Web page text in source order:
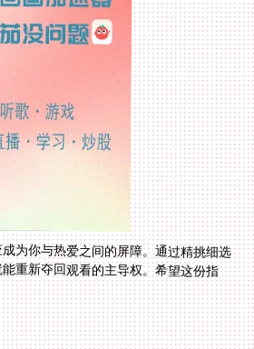
为你与热爱之间的屏障。通过精挑细选
能重新夺回观看的主导权。希望这份指